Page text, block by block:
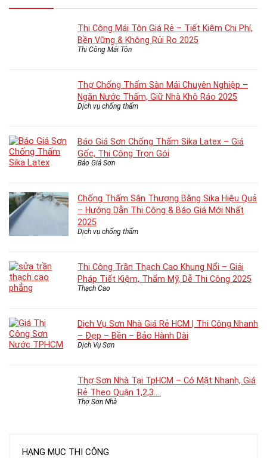
Thi Công Mái Tôn Giá Rẻ – Tiết Kiệm Chi Phí,
Bền Vững & Không Rủi Ro 2025
Thi Công Mái Tôn
Thợ Chống Thấm Sàn Mái Chuyên Nghiệp –
Ngăn Nước Thấm, Giữ Nhà Khô Ráo 2025
Dịch vụ chống thấm
Báo Giá Sơn Chống Thấm Sika Latex – Giá
Gốc, Thi Công Trọn Gói
Báo Giá Sơn
Chống Thấm Sân Thượng Bằng Sika Hiệu Quả
– Hướng Dẫn Thi Công & Báo Giá Mới Nhất
2025
Dịch vụ chống thấm
Thi Công Trần Thạch Cao Khung Nổi – Giải
Pháp Tiết Kiệm, Thẩm Mỹ, Dễ Thi Công 2025
Thạch Cao
Dịch Vụ Sơn Nhà Giá Rẻ HCM | Thi Công Nhanh
– Đẹp – Bền – Bảo Hành Dài
Dịch Vụ Sơn
Thợ Sơn Nhà Tại TpHCM – Có Mặt Nhanh, Giá
Rẻ Theo Quận 1,2,3….
Thợ Sơn Nhà
HẠNG MỤC THI CÔNG